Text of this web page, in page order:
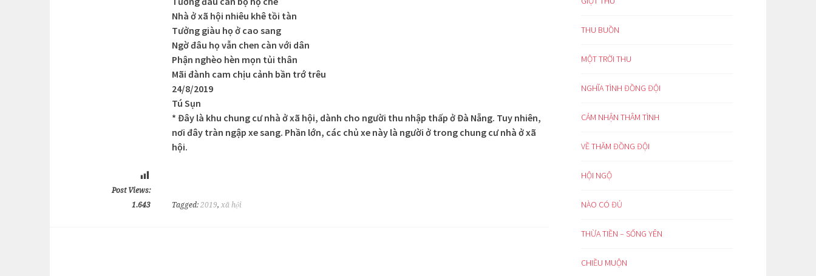
Nhà ở xã hội nhiêu khê tồi tàn
Tưởng giàu họ ở cao sang
Ngờ đâu họ vẫn chen càn với dân
Phận nghèo hèn mọn tủi thân
Mãi đành cam chịu cảnh bần trớ trêu
24/8/2019
Tú Sụn
* Đây là khu chung cư nhà ở xã hội, dành cho người thu nhập thấp ở Đà Nẵng. Tuy nhiên,
nơi đây tràn ngập xe sang. Phần lớn, các chủ xe này là người ở trong chung cư nhà ở xã
hội.
Post Views:
1.643
Tagged: 2019, xã hội
THU BUỒN
MỘT TRỜI THU
NGHĨA TÌNH ĐỒNG ĐỘI
CẢM NHẬN THÂM TÌNH
VỀ THĂM ĐỒNG ĐỘI
HỘI NGỘ
NÀO CÓ ĐỦ
THỪA TIỀN – SỐNG YÊN
CHIỀU MUỘN